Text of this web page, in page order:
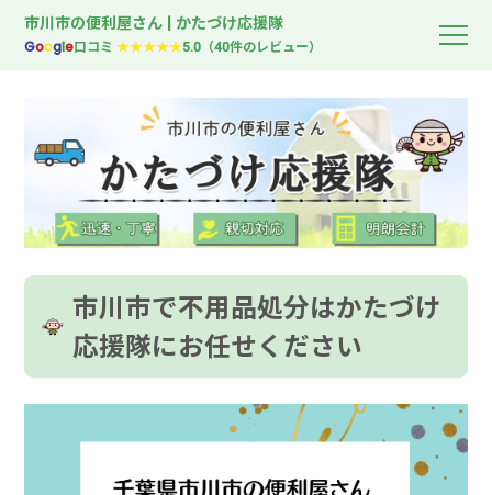
市川市の便利屋さん | かたづけ応援隊
Google口コミ★★★★★5.0（40件のレビュー）
市川市で不用品処分はかたづけ
応援隊にお任せください